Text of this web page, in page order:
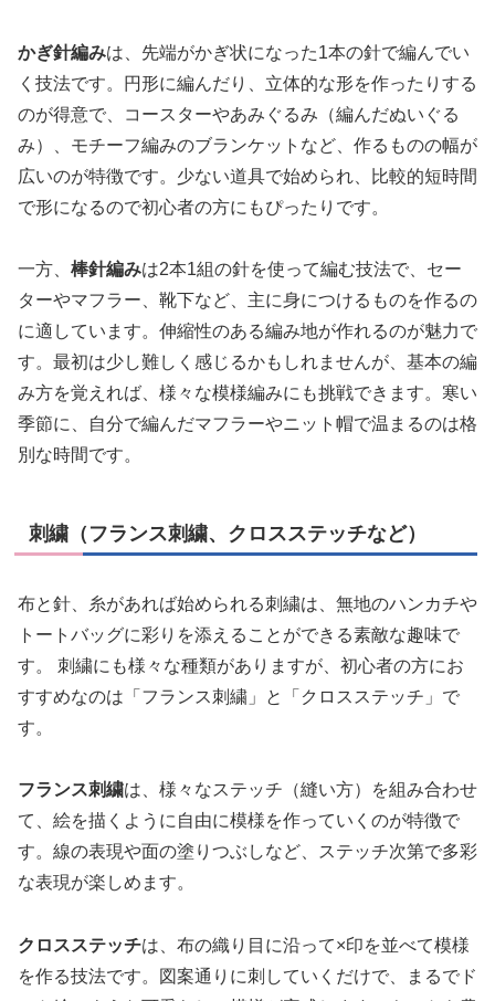
かぎ針編みは、先端がかぎ状になった1本の針で編んでい
く技法です。円形に編んだり、立体的な形を作ったりする
のが得意で、コースターやあみぐるみ（編んだぬいぐる
み）、モチーフ編みのブランケットなど、作るものの幅が
広いのが特徴です。少ない道具で始められ、比較的短時間
で形になるので初心者の方にもぴったりです。
一方、 棒針編みは2本1組の針を使って編む技法で、セー
ターやマフラー、靴下など、主に身につけるものを作るの
に適しています。伸縮性のある編み地が作れるのが魅力で
す。最初は少し難しく感じるかもしれませんが、基本の編
み方を覚えれば、様々な模様編みにも挑戦できます。寒い
季節に、自分で編んだマフラーやニット帽で温まるのは格
別な時間です。
刺繍（フランス刺繍、クロスステッチなど）
布と針、糸があれば始められる刺繍は、無地のハンカチや
トートバッグに彩りを添えることができる素敵な趣味で
す。 刺繍にも様々な種類がありますが、初心者の方にお
すすめなのは「フランス刺繍」と「クロスステッチ」で
す。
フランス刺繍は、様々なステッチ（縫い方）を組み合わせ
て、絵を描くように自由に模様を作っていくのが特徴で
す。線の表現や面の塗りつぶしなど、ステッチ次第で多彩
な表現が楽しめます。
クロスステッチは、布の織り目に沿って×印を並べて模様
を作る技法です。図案通りに刺していくだけで、まるでド